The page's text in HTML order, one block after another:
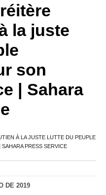
la juste
son
| Sahara
À LA JUSTE LUTTE DU PEUPLE
PRESS SERVICE
DE 2019